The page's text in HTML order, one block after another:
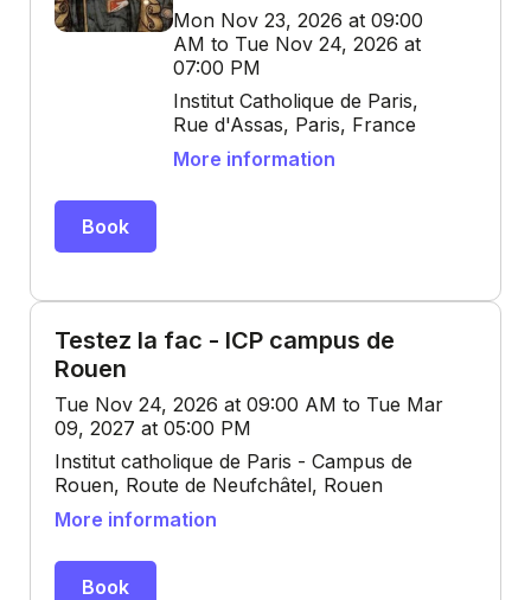
Mon Nov 23, 2026 at 09:00
AM to Tue Nov 24, 2026 at
07:00 PM
Institut Catholique de Paris,
Rue d'Assas, Paris, France
More information
Book
Testez la fac - ICP campus de
Rouen
Tue Nov 24, 2026 at 09:00 AM to Tue Mar
09, 2027 at 05:00 PM
Institut catholique de Paris - Campus de
Rouen, Route de Neufchâtel, Rouen
More information
Book